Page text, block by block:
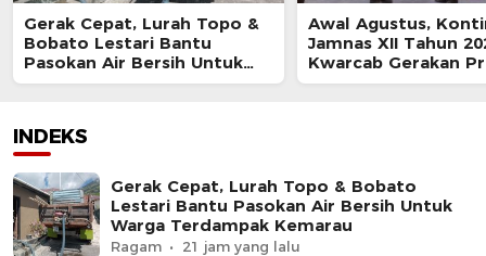
Gerak Cepat, Lurah Topo &
Bobato Lestari Bantu
Pasokan Air Bersih Untuk
Warga Terdampak Kemarau
Awal Agustus,
Jamnas XII Tahun
Kwarcab Gerakan
Kota Tidore
INDEKS
Gerak Cepat, Lurah Topo & Bobato
Lestari Bantu Pasokan Air Bersih Untuk
Warga Terdampak Kemarau
Ragam 21 jam yang lalu